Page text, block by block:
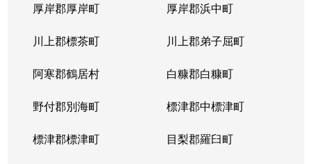
厚岸郡厚岸町 厚岸郡浜中町
川上郡標茶町 川上郡弟子屈町
阿寒郡鶴居村 白糠郡白糠町
野付郡別海町 標津郡中標津町
標津郡標津町 目梨郡羅臼町